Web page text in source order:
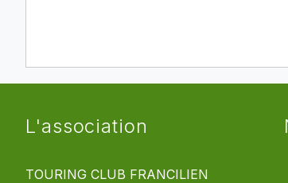
L'association
TOURING CLUB FRANCILIEN